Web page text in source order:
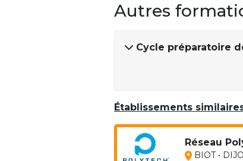
Autres
Cycle préparatoire
Établissements
Réseau
BIOT •